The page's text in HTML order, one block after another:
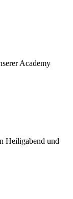
Academy
Heiligabend und